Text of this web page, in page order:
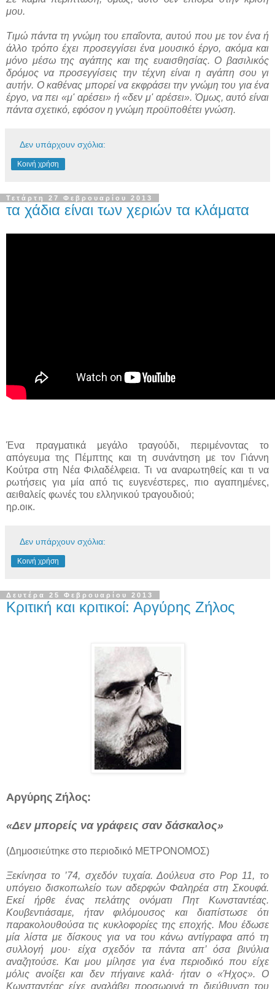
μου.
Τιμώ πάντα τη γνώμη του επαΐοντα, αυτού που με τον ένα ή
άλλο τρόπο έχει προσεγγίσει ένα μουσικό έργο, ακόμα και
μόνο μέσω της αγάπης και της ευαισθησίας. Ο βασιλικός
δρόμος να προσεγγίσεις την τέχνη είναι η αγάπη σου γι
αυτήν. Ο καθένας μπορεί να εκφράσει την γνώμη του για ένα
έργο, να πει «μ' αρέσει» ή «δεν μ' αρέσει». Όμως, αυτό είναι
πάντα σχετικό, εφόσον η γνώμη προϋποθέτει γνώση.
Δεν υπάρχουν σχόλια:
Κοινή χρήση
Τετάρτη 27 Φεβρουαρίου 2013
τα χάδια είναι των χεριών τα κλάματα
Ένα πραγματικά μεγάλο τραγούδι, περιμένοντας το
απόγευμα της Πέμπτης και τη συνάντηση με τον Γιάννη
Κούτρα στη Νέα Φιλαδέλφεια. Τι να αναρωτηθείς και τι να
ρωτήσεις για μία από τις ευγενέστερες, πιο αγαπημένες,
αειθαλείς φωνές του ελληνικού τραγουδιού;
ηρ.οικ.
Δεν υπάρχουν σχόλια:
Κοινή χρήση
Δευτέρα 25 Φεβρουαρίου 2013
Κριτική και κριτικοί: Αργύρης Ζήλος
Αργύρης Ζήλος:
«Δεν μπορείς να γράφεις σαν δάσκαλος»
(Δημοσιεύτηκε στο περιοδικό ΜΕΤΡΟΝΟΜΟΣ)
Ξεκίνησα το ’74, σχεδόν τυχαία. Δούλευα στο Pop 11, το
υπόγειο δισκοπωλείο των αδερφών Φαληρέα στη Σκουφά.
Εκεί ήρθε ένας πελάτης ονόματι Πητ Κωνσταντέας.
Κουβεντιάσαμε, ήταν φιλόμουσος και διαπίστωσε ότι
παρακολουθούσα τις κυκλοφορίες της εποχής. Μου έδωσε
μία λίστα με δίσκους για να του κάνω αντίγραφα από τη
συλλογή μου· είχα σχεδόν τα πάντα απ’ όσα βινύλια
αναζητούσε. Και μου μίλησε για ένα περιοδικό που είχε
μόλις ανοίξει και δεν πήγαινε καλά· ήταν ο «Ήχος». Ο
Κωνσταντέας είχε αναλάβει προσωρινά τη διεύθυνση του